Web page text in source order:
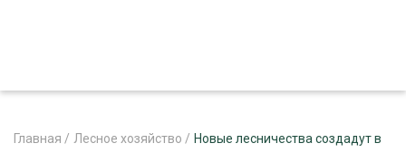
Главная / Лесное хозяйство / Новые лесничества создадут в